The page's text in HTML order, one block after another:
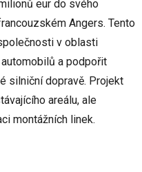
eur do svého
Angers. Tento
v oblasti
a podpořit
silniční dopravě. Projekt
areálu, ale
montážních linek.